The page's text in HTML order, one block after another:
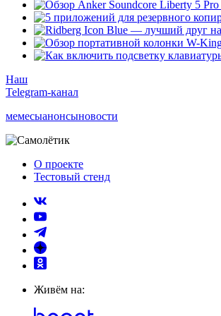
Наш
Telegram-канал
мемесыанонсыновости
О проекте
Тестовый стенд
Живём на: